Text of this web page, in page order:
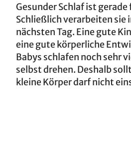
Gesunder Schlaf ist gerade
Schließlich verarbeiten sie
nächsten Tag. Eine gute
eine gute körperliche
Babys schlafen noch sehr
selbst drehen. Deshalb
kleine Körper darf nicht